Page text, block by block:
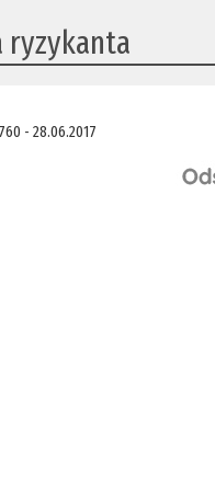
ryzykanta
- 28.06.2017